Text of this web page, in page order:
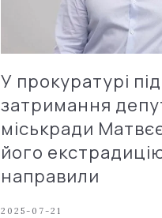
У прокуратурі
затримання
міськради
його
направили
2025-07-21